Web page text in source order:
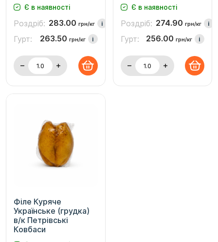
Є в наявності
Роздріб: 283.00 грн/кг i
Гурт: 263.50 грн/кг i
Є в наявності
Роздріб: 274.90 грн/кг i
Гурт: 256.00 грн/кг i
Філе Куряче
Українське (грудка)
в/к Петрівські
Ковбаси